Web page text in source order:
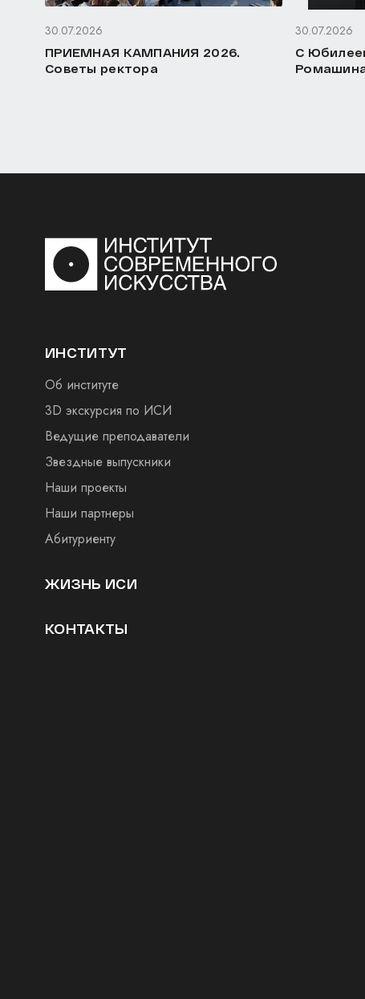
30.07.2026
ПРИЕМНАЯ КАМПАНИЯ 2026.
Советы ректора
30.07.2026
С
ИНСТИТУТ
Об институте
3D экскурсия по ИСИ
Ведущие преподаватели
Звездные выпускники
Наши проекты
Наши партнеры
Абитуриенту
ЖИЗНЬ ИСИ
КОНТАКТЫ